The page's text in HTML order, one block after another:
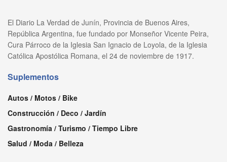
El Diario La Verdad de Junín, Provincia de Buenos Aires,
República Argentina, fue fundado por Monseñor Vicente Peira,
Cura Párroco de la Iglesia San Ignacio de Loyola, de la Iglesia
Católica Apostólica Romana, el 24 de noviembre de 1917.
Suplementos
Autos / Motos / Bike
Construcción / Deco / Jardín
Gastronomía / Turismo / Tiempo Libre
Salud / Moda / Belleza